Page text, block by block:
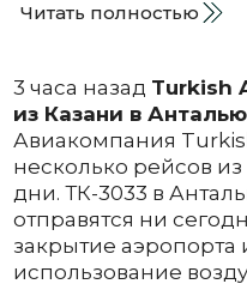
Читать полностью
3 часа назад Turkish
из Казани в
Авиакомпания
несколько рейсов
дни. ТК-3033 в
отправятся ни
закрытие аэропорта
использование